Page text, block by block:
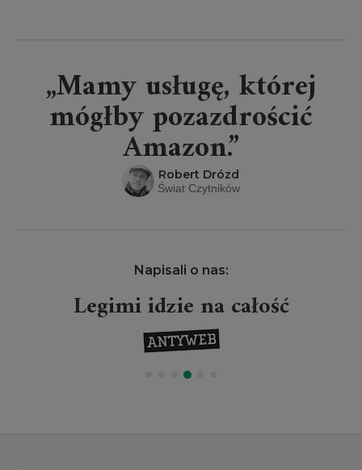
„Mamy usługę, której
mógłby pozazdrościć
Amazon.”
Robert Drózd
Świat Czytników
Napisali o nas:
Legimi idzie na całość